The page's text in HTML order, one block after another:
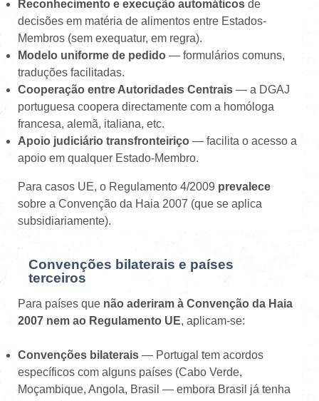
Reconhecimento e execução automáticos de
decisões em matéria de alimentos entre Estados-
Membros (sem exequatur, em regra).
Modelo uniforme de pedido — formulários comuns,
traduções facilitadas.
Cooperação entre Autoridades Centrais — a DGAJ
portuguesa coopera directamente com a homóloga
francesa, alemã, italiana, etc.
Apoio judiciário transfronteiriço — facilita o acesso a
apoio em qualquer Estado-Membro.
Para casos UE, o Regulamento 4/2009 prevalece
sobre a Convenção da Haia 2007 (que se aplica
subsidiariamente).
Convenções bilaterais e países
terceiros
Para países que não aderiram à Convenção da Haia
2007 nem ao Regulamento UE, aplicam-se:
Convenções bilaterais — Portugal tem acordos
específicos com alguns países (Cabo Verde,
Moçambique, Angola, Brasil — embora Brasil já tenha